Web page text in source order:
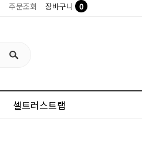
주문조회 장바구니 0
셀트러스트랩